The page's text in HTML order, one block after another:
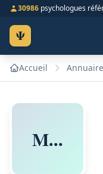
30986 psychologues
Ψ
Accueil Annuaire
M...